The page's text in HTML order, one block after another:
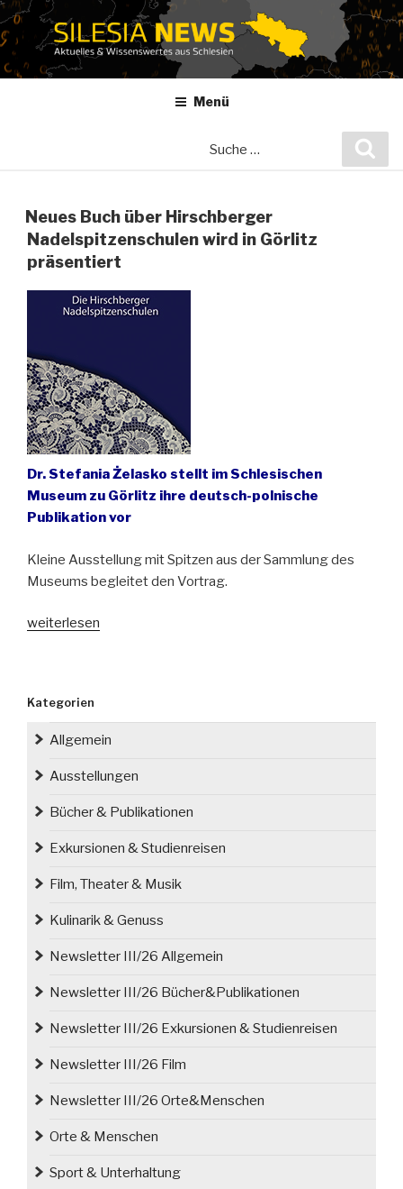
Zum
Inhalt
springen
Menü
Neues Buch über Hirschberger
Nadelspitzenschulen wird in Görlitz
präsentiert
Dr. Stefania Żelasko stellt im Schlesischen
Museum zu Görlitz ihre deutsch-polnische
Publikation vor
Kleine Ausstellung mit Spitzen aus der Sammlung des
Museums begleitet den Vortrag.
„Neues
Nadelspitzenschulen
wird
Görlitz
weiterlesen
Kategorien
Allgemein
Ausstellungen
Bücher & Publikationen
Exkursionen & Studienreisen
Film, Theater & Musik
Kulinarik & Genuss
Newsletter III/26 Allgemein
Newsletter III/26 Bücher&Publikationen
Newsletter III/26 Exkursionen & Studienreisen
Newsletter III/26 Film
Newsletter III/26 Orte&Menschen
Orte & Menschen
Sport & Unterhaltung